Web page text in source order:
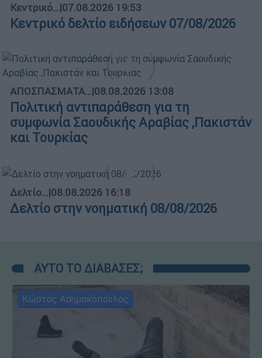
Κεντρικό...|07.08.2026 19:53
Κεντρικό δελτίο ειδήσεων 07/08/2026
ΑΠΟΣΠΑΣΜΑΤΑ...|08.08.2026 13:08
Πολιτική αντιπαράθεση για τη
συμφωνία Σαουδικής Αραβίας ,Πακιστάν
και Τουρκίας
Δελτίο...|08.08.2026 16:18
Δελτίο στην νοηματική 08/08/2026
ΑΥΤΟ ΤΟ ΔΙΑΒΑΣΕΣ;
Κώστας Ασημακόπουλος